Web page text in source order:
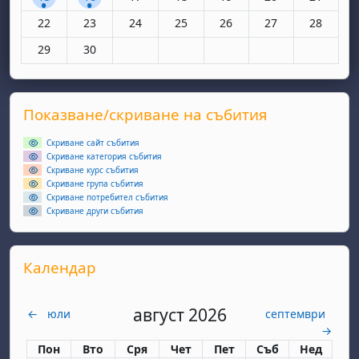
Няма събития, понеделник, 22 юни
22 Няма събития, вторник, 23 юни
23 Няма събития, сряда, 24 юни
24 Няма събития, четвъртък, 25 юни
25 Няма събития, петък, 26
26 Няма събития,
27 Няма
28
Няма събития, понеделник, 29 юни
29 Няма събития, вторник, 30 юни
30
Supplementary blocks
Прескочи Показване/скриване на събития
Показване/скриване на събития
Скриване сайт събития
Скриване категория събития
Скриване курс събития
Скриване група събития
Скриване потребител събития
Скриване други събития
Прескочи Календар
Календар
← юли август 2026
септември
→
Понеделник
Пон вторник
Вто сряда
Сря четвъртък
Чет петък
Пет събота
Съб неделя
Нед